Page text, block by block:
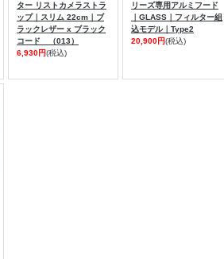
ター リストカメラストラ
ップ｜スリム 22cm｜ブ
ラックレザー x ブラック
コード （013）
6,930円(税込)
リーズ専用アルミフード
｜GLASS｜フィルター組
込モデル｜Type2
20,900円(税込)